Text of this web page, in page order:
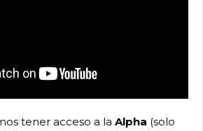
tener acceso a la Alpha (solo